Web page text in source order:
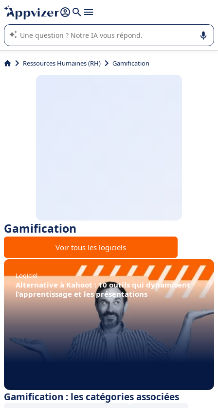
répondre (plusieurs lignes avec
L'IA de Appvizer vous guide dans l'utilisation ou la sélection de
logiciel SaaS en entreprise.
Ressources Humaines (RH) Gamification
Gamification
Voir tous les logiciels
Logiciel
Alternative à Kahoot : 10 outils qui dynamisent
l’apprentissage et les présentations
Gamification : les catégories associées